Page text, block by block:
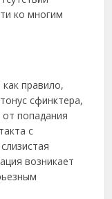
ко многим
правило,
сфинктера,
попадания
с
возникает